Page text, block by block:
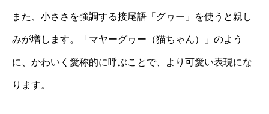
また、小ささを強調する接尾語「グヮー」を使うと親し
みが増します。「マヤーグヮー（猫ちゃん）」のよう
に、かわいく愛称的に呼ぶことで、より可愛い表現にな
ります。